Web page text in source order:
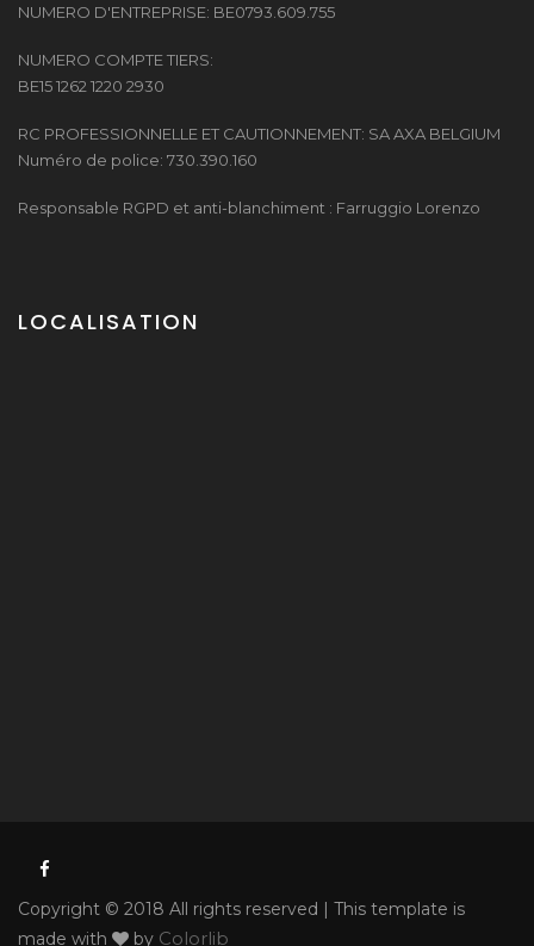
NUMERO D'ENTREPRISE: BE0793.609.755
NUMERO COMPTE TIERS:
BE15 1262 1220 2930
RC PROFESSIONNELLE ET CAUTIONNEMENT: SA AXA BELGIUM
Numéro de police: 730.390.160
Responsable RGPD et anti-blanchiment : Farruggio Lorenzo
LOCALISATION
Copyright © 2018 All rights reserved | This template is
made with
by Colorlib